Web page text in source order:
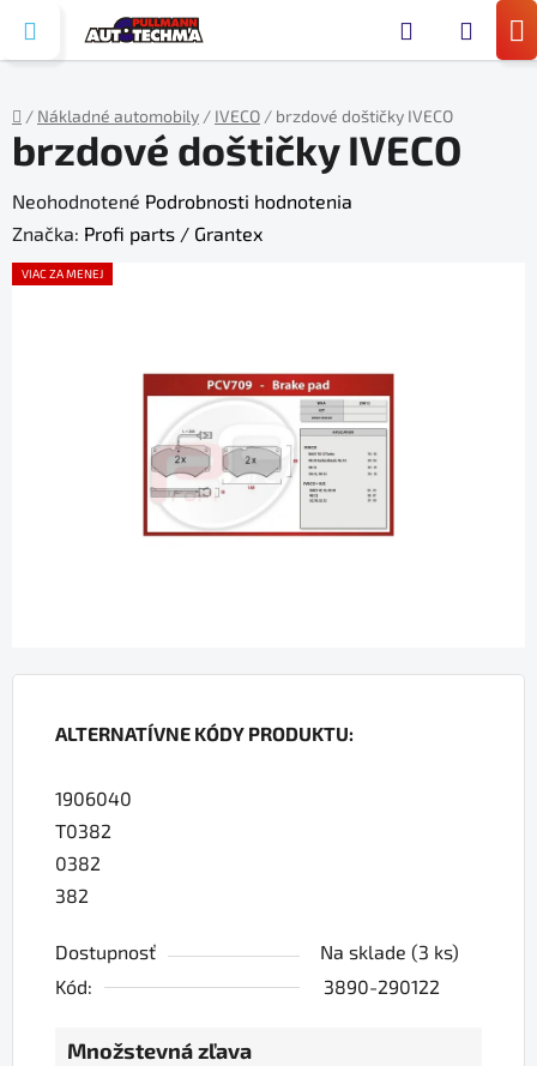
obsah
Domov
/ Nákladné automobily / IVECO / brzdové doštičky IVECO
ALTERNATÍVNE KÓDY PRODUKTU:
1906040
T0382
0382
382
Dostupnosť Na sklade (3 ks)
Kód:
3890-290122
Množstevná zľava
brzdové doštičky IVECO
Priemerné
hodnotenie
produktu
Neohodnotené Podrobnosti hodnotenia
Značka: Profi parts / Grantex
VIAC ZA MENEJ